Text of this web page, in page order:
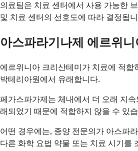
의료팀은 치료 센터에서 사용 가능한
및 치료 센터의 선호도에 따라 결정됩
아스파라기나제 에르위
에르위니아 크리산테미가 치료에 적
박테리아원에서 유래합니다.
페가스파가제는 체내에서 더 오래 지
래되었기 때문에 적합하지 않을 수 있
어떤 경우에는, 종양 전문의가 아스파
다른 화학 요법 약물 또는 치료 시기를